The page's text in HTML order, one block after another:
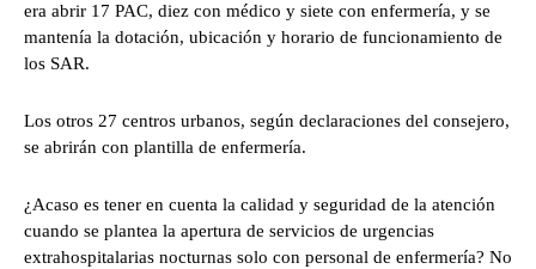
era abrir 17 PAC, diez con médico y siete con enfermería, y se
mantenía la dotación, ubicación y horario de funcionamiento de
los SAR.
Los otros 27 centros urbanos, según declaraciones del consejero,
se abrirán con plantilla de enfermería.
¿Acaso es tener en cuenta la calidad y seguridad de la atención
cuando se plantea la apertura de servicios de urgencias
extrahospitalarias nocturnas solo con personal de enfermería? No